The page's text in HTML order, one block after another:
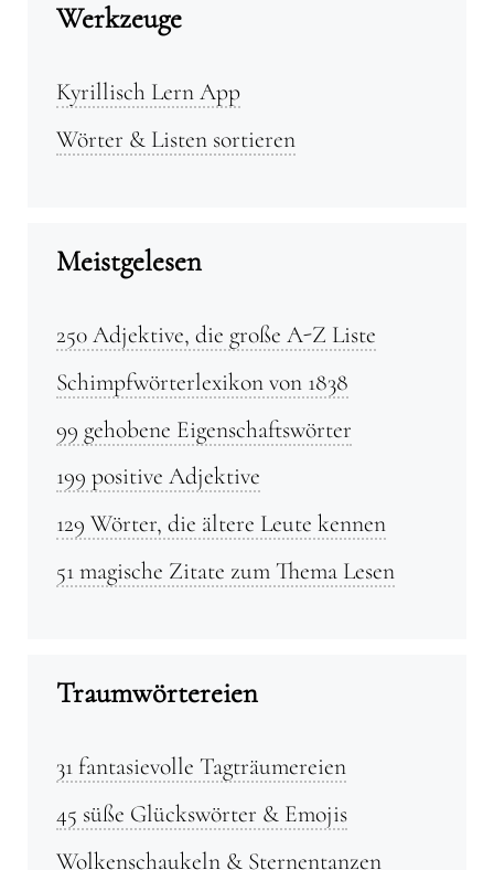
Werkzeuge
Kyrillisch Lern App
Wörter & Listen sortieren
Meistgelesen
250 Adjektive, die große A-Z Liste
Schimpfwörterlexikon von 1838
99 gehobene Eigenschaftswörter
199 positive Adjektive
129 Wörter, die ältere Leute kennen
51 magische Zitate zum Thema Lesen
Traumwörtereien
31 fantasievolle Tagträumereien
45 süße Glückswörter & Emojis
Wolkenschaukeln & Sternentanzen